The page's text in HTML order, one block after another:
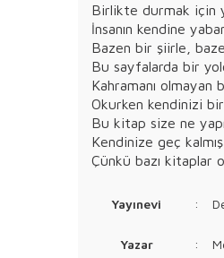
Birlikte durmak için
İnsanın kendine
Bazen bir şiirle,
Bu sayfalarda bir
Kahramanı
Okurken kendinizi
Bu kitap size ne
Kendinize geç
Çünkü bazı kitaplar
Yayınevi :
Yazar :